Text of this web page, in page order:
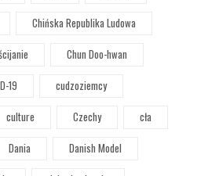
Chińska Republika Ludowa
Chun Doo-hwan
19
cudzoziemcy
culture Czechy
cła
Dania
Danish Model